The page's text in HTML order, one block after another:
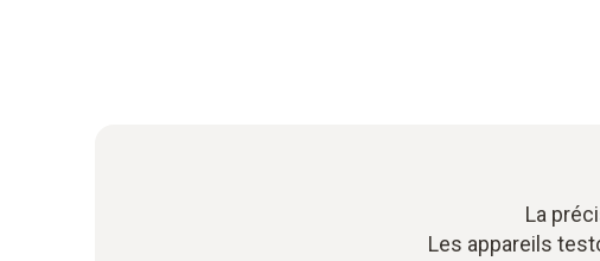
La
Les appareils